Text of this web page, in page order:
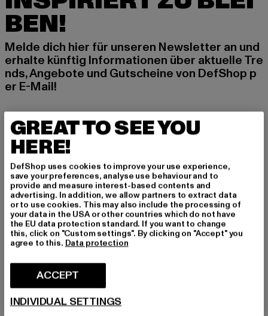
BEN!
Melde dich hier für unseren Newsletter an und
erhalte künftig Informationen über aktuelle Tre
nds, Angebote und Gutscheine von DefShop p
er E-Mail!
An welchen Produkten bist du interessiert?
MÄNNER
E-MAIL
ANMELDEN
Informationen dazu, wie DefShop mit Deinen Daten umgeht, findest Du
abmelden.Datenschutzerklärung lesen.
GREAT TO SEE YOU
HERE!
DefShop uses cookies to improve your use experience,
save your preferences, analyse use behaviour and to
provide and measure interest-based contents and
advertising. In addition, we allow partners to extract data
or to use cookies. This may also include the processing of
your data in the USA or other countries which do not have
the EU data protection standard. If you want to change
this, click on "Custom settings". By clicking on "Accept" you
agree to this. Data protection
ACCEPT
INDIVIDUAL SETTINGS